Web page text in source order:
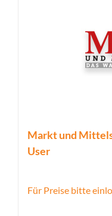
Markt und
User
Für Preise bitte